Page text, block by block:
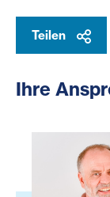
Teilen
Ihre